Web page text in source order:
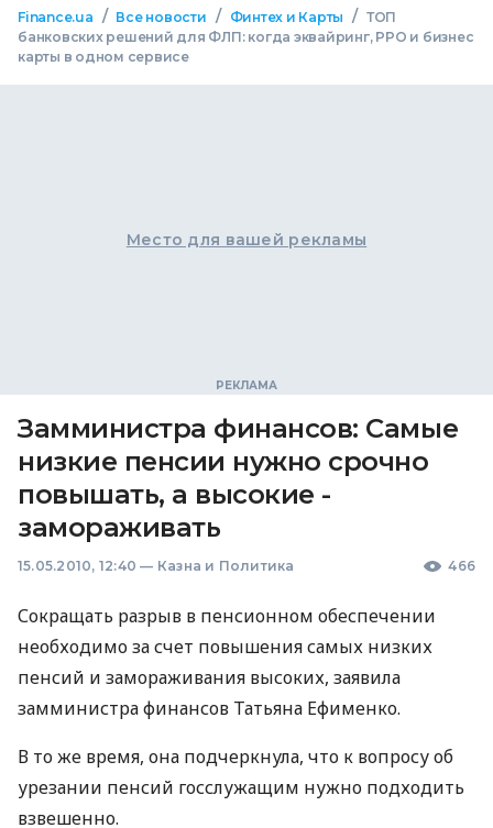
Finance.ua / Все новости / Финтех и Карты / ТОП
банковских решений для ФЛП: когда эквайринг, РРО и бизнес
карты в одном сервисе
Место для вашей рекламы
Замминистра финансов: Самые
низкие пенсии нужно срочно
повышать, а высокие -
замораживать
15.05.2010, 12:40 — Казна и Политика 466
Сокращать разрыв в пенсионном обеспечении
необходимо за счет повышения самых низких
пенсий и замораживания высоких, заявила
замминистра финансов Татьяна Ефименко.
В то же время, она подчеркнула, что к вопросу об
урезании пенсий госслужащим нужно подходить
взвешенно.